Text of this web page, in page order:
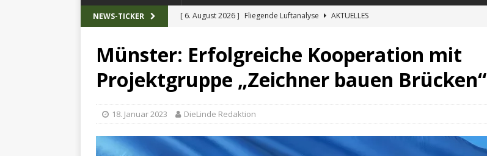
NEWS-TICKER [ 6. August 2026 ] Fliegende Luftanalyse
AKTUELLES
AKTUELLES
[ 6. August 2026 ]
Projekt des Deutschen Alpenvereins mit DBU-Förderung AKTUELLES
Münster: Erfolgreiche Kooperation mit
Projektgruppe „Zeichner bauen Brücken“
18. Januar 2023 DieLinde Redaktion